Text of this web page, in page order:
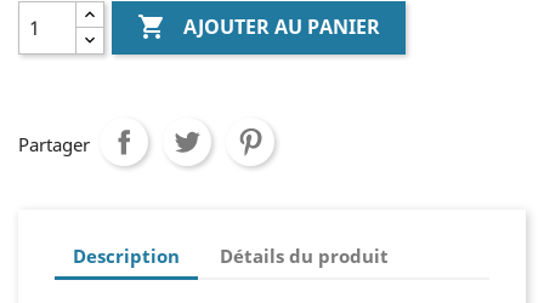
 AJOUTER AU PANIER
Partager
Description Détails du produit